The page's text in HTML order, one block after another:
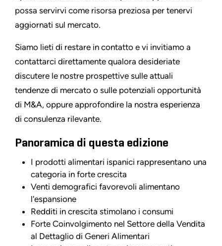
possa servirvi come risorsa preziosa per tenervi
aggiornati sul mercato.
Siamo lieti di restare in contatto e vi invitiamo a
contattarci direttamente qualora desideriate
discutere le nostre prospettive sulle attuali
tendenze di mercato o sulle potenziali opportunità
di M&A, oppure approfondire la nostra esperienza
di consulenza rilevante.
Panoramica di questa edizione
I prodotti alimentari ispanici rappresentano una
categoria in forte crescita
Venti demografici favorevoli alimentano
l'espansione
Redditi in crescita stimolano i consumi
Forte Coinvolgimento nel Settore della Vendita
al Dettaglio di Generi Alimentari